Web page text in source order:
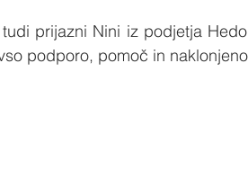
prijazni Nini iz podjetja
podporo, pomoč in